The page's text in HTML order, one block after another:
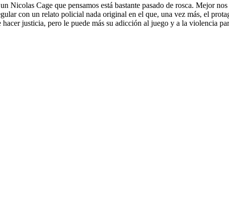
Nicolas Cage que pensamos está bastante pasado de rosca. Mejor
con un relato policial nada original en el que, una vez más, el
justicia, pero le puede más su adicción al juego y a la violencia